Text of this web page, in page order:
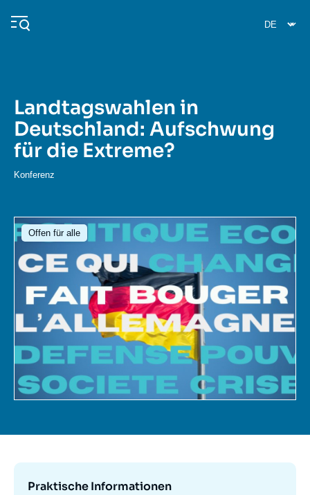
zum
Inhalt
Navigation
principale
Ifri
Veranstaltungen
Anmelden
Unterstützen Sie uns
Über ifri Häufige Suchanfragen
Landtagswahlen in
Deutschland: Aufschwung
für die Extreme?
Konferenz
Offen für alle
Bild
Praktische Informationen